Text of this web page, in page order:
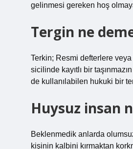
gelinmesi gereken hoş
Tergin ne
Terkin; Resmi defterlere
sicilinde kayıtlı bir
de kullanılabilen hukuki bir
Huysuz insan
Beklenmedik anlarda
kişinin kalbini kırmaktan